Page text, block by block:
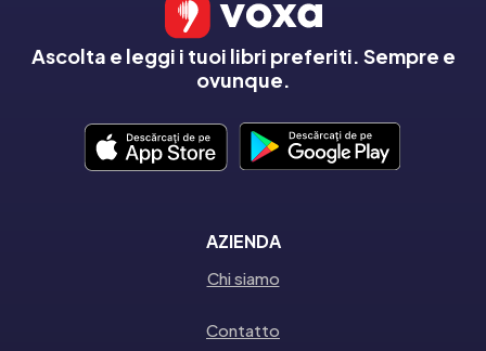
Ascolta e leggi i tuoi libri preferiti. Sempre e
ovunque.
AZIENDA
Chi siamo
Contatto